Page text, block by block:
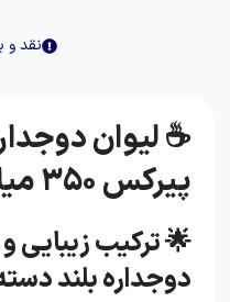
نقد
☕ لیوان
پیرکس ۳۵۰ میلی‌لیتر
🌟 ترکیب زیبایی
دوجداره بلند